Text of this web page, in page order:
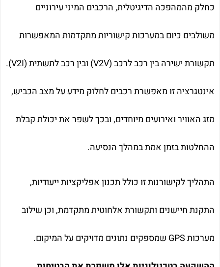
כחלק מהמהפכה הדיגיטלית, הרכבים המיני עירוניים
משולבים כיום במערכות קישוריות מתקדמות המאפשרות
תקשורת ישירה בין רכב לרכב (V2V) ובין רכב לתשתית (V2I).
אינטגרציה זו מאפשרת רכבים לחלוק מידע על מצב הכביש,
מזג האוויר ואירועים מיוחדים, ובכך לשפר את יכולת קבלת
ההחלטות בזמן אמת במהלך הנסיעה.
התהליך לקישורנות זו כולל תכנון אפליקציות ייעודיות,
התקנת חיישנים ותקשורת אלחוטית מתקדמת, וכן שילוב
מערכות GPS שמספקים נתונים מדויקים על המיקום.